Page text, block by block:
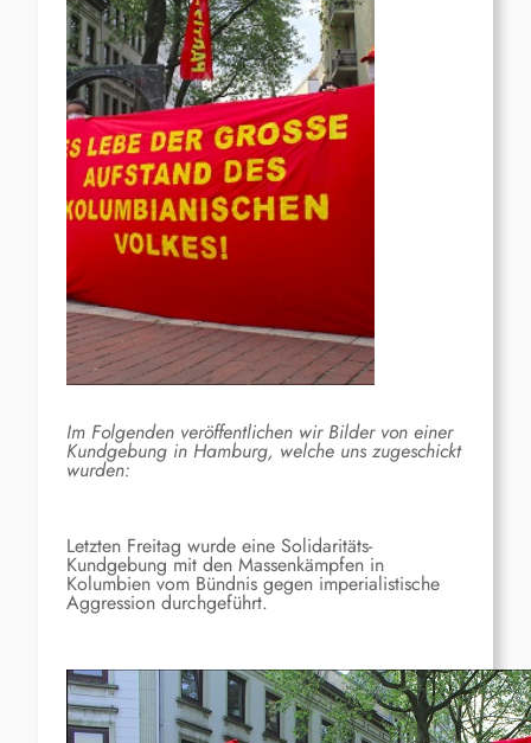
Im Folgenden veröffentlichen wir Bilder von einer
Kundgebung in Hamburg, welche uns zugeschickt
wurden:
Letzten Freitag wurde eine Solidaritäts-
Kundgebung mit den Massenkämpfen in
Kolumbien vom Bündnis gegen imperialistische
Aggression durchgeführt.